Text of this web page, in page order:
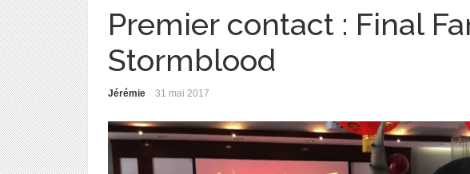
Premier contact : Final
Stormblood
Jérémie 31 mai 2017